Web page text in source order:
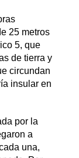
25 metros
5, que
de tierra y
circundan
insular en
por la
a
una,